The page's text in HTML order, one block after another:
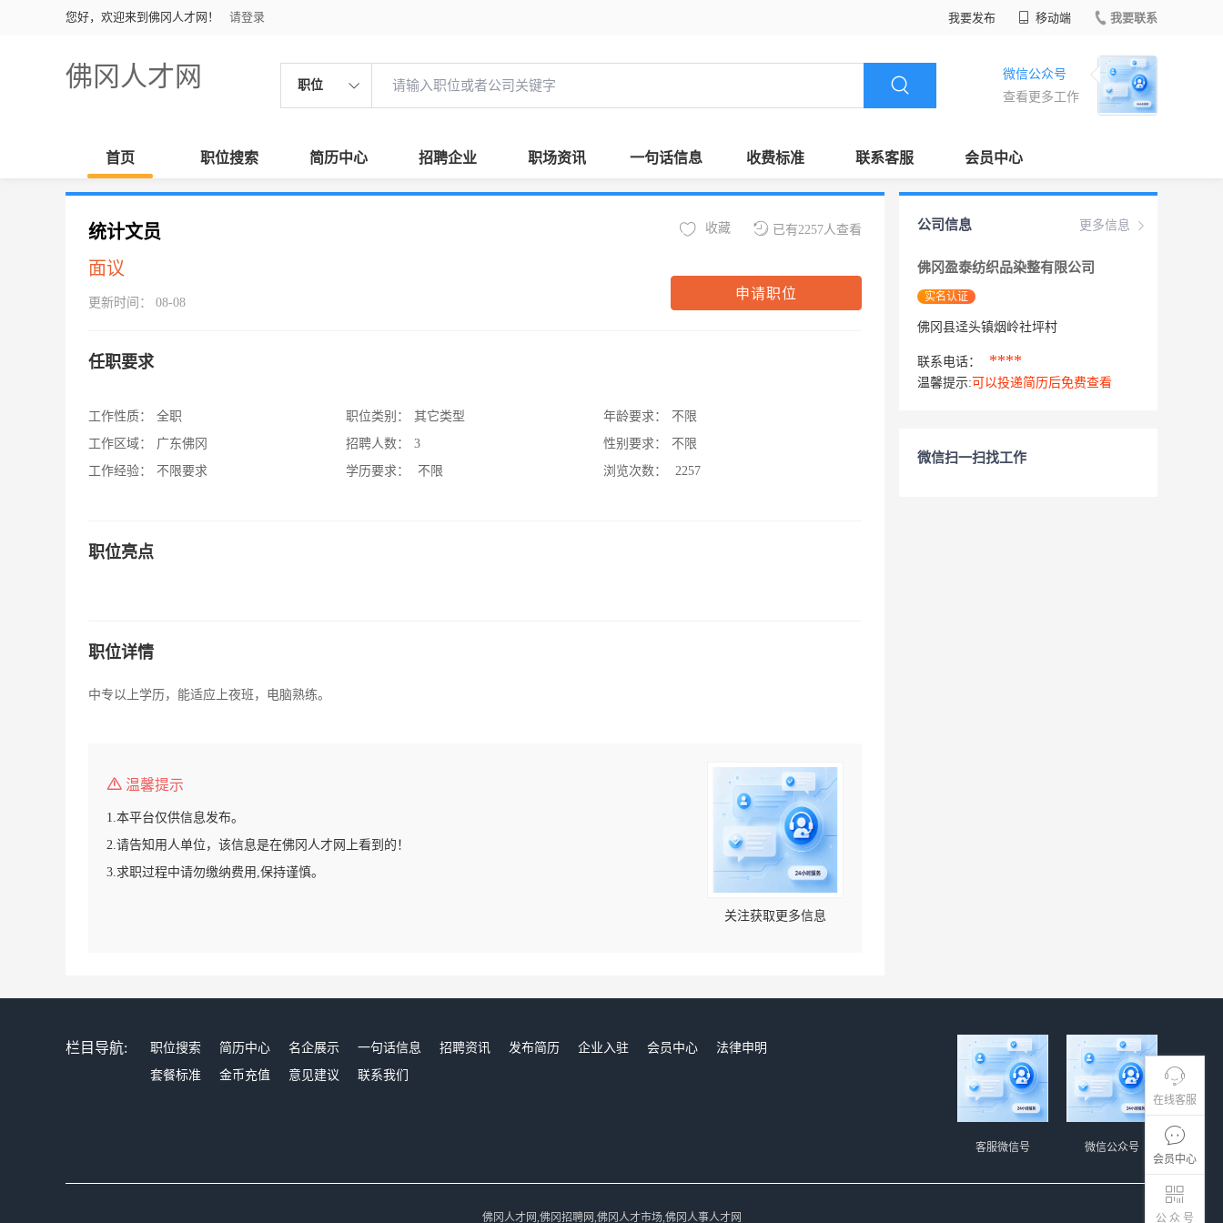
您好，欢迎来到佛冈人才网！ 请登录 我要发布 移动端 我要联系
佛冈人才网 职位
微信公众号
查看更多工作
首页 职位搜索 简历中心 招聘企业 职场资讯 一句话信息 收费标准 联系客服 会员中心
在线客服
会员中心
公 众 号
统计文员
面议
更新时间： 08-08
已有2257人查看
收藏
申请职位
任职要求
工作性质：
全职
工作区域：
广东佛冈
工作经验：
不限要求
职位类别：
其它类型
招聘人数：
3
学历要求：
不限
年龄要求：
不限
性别要求：
不限
浏览次数：
2257
职位亮点
职位详情
中专以上学历，能适应上夜班，电脑熟练。
温馨提示
1.本平台仅供信息发布。
2.请告知用人单位，该信息是在佛冈人才网上看到的！
3.求职过程中请勿缴纳费用,保持谨慎。
关注获取更多信息
更多信息
公司信息
佛冈盈泰纺织品染整有限公司
实名认证
佛冈县迳头镇烟岭社坪村
联系电话： ****
温馨提示: 可以投递简历后免费查看
微信扫一扫找工作
栏目导航: 职位搜索 简历中心 名企展示 一句话信息 招聘资讯 发布简历 企业入驻 会员中心
法律申明
套餐标准
金币充值 意见建议 联系我们
微信公众号
客服微信号
佛冈人才网,佛冈招聘网,佛冈人才市场,佛冈人事人才网